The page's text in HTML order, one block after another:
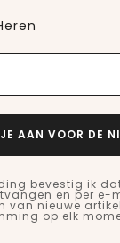
AAN VOOR DE
bevestig ik
en per
van nieuwe
op elk